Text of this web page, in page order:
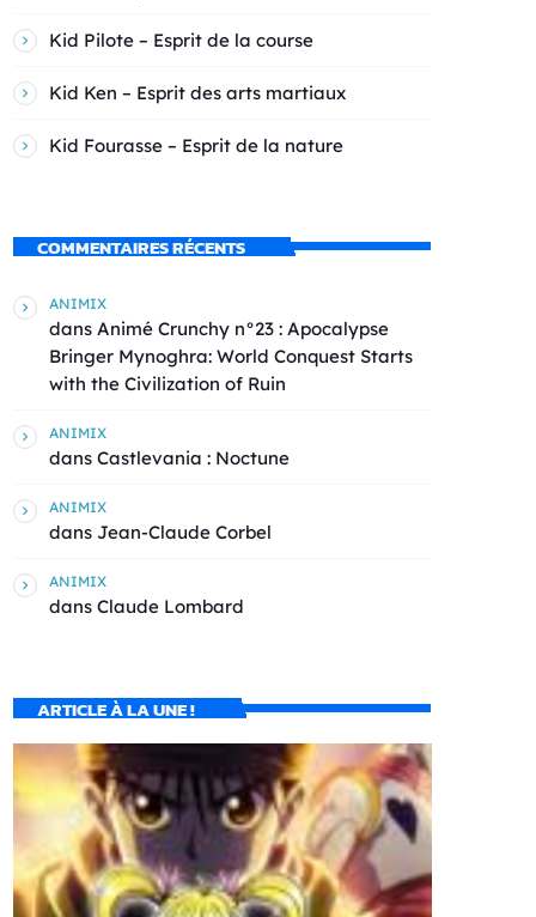
Kid Pilote – Esprit de la course
Kid Ken – Esprit des arts martiaux
Kid Fourasse – Esprit de la nature
COMMENTAIRES RÉCENTS
ANIMIX
dans Animé Crunchy n°23 : Apocalypse
Bringer Mynoghra: World Conquest Starts
with the Civilization of Ruin
ANIMIX
dans Castlevania : Noctune
ANIMIX
dans Jean-Claude Corbel
ANIMIX
dans Claude Lombard
ARTICLE À LA UNE !